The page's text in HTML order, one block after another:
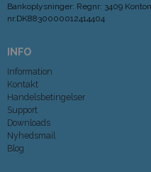
Bankoplysninger: Regnr: 3409
nr.DK8830000012414404
INFO
Information
Kontakt
Handelsbetingelser
Support
Downloads
Nyhedsmail
Blog